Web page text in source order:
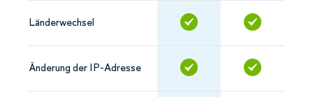
Länderwechsel
Änderung der IP-Adresse